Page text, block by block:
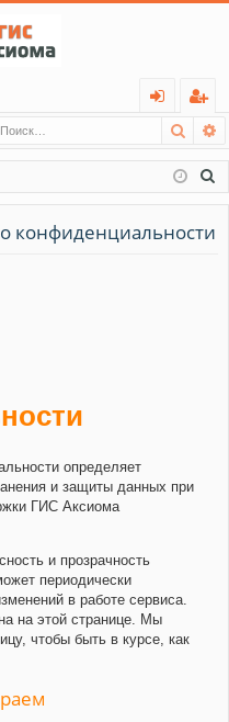
д
ег
ис
тр
ац
конфиденциальности
определяет
и защиты данных при
ГИС Аксиома
и прозрачность
периодически
в работе сервиса.
на этой странице. Мы
чтобы быть в курсе, как